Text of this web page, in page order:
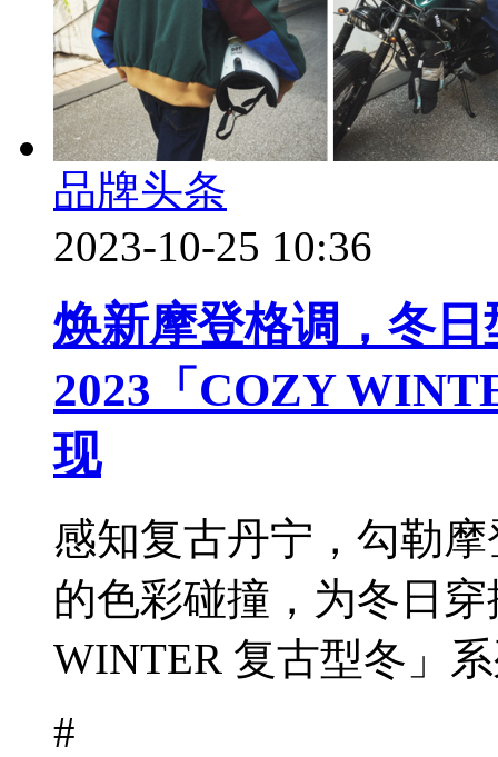
品牌头条
2023-10-25 10:36
焕新摩登格调，冬
2023「COZY
现
感知复古丹宁，勾勒
的色彩碰撞，为冬日
WINTER 复古型冬」
#